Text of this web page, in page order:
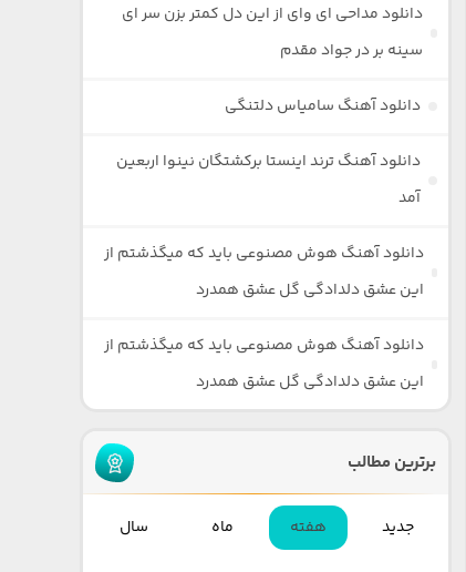
دانلود مداحی ای وای از این دل کمتر بزن سر ای
سینه بر در جواد مقدم
دانلود آهنگ سامیاس دلتنگی
دانلود آهنگ ترند اینستا برکشتگان نینوا اربعین
آمد
دانلود آهنگ هوش مصنوعی باید که میگذشتم از
این عشق دلدادگی گل عشق همدرد
دانلود آهنگ هوش مصنوعی باید که میگذشتم از
این عشق دلدادگی گل عشق همدرد
برترین مطالب
جدید هفته ماه سال